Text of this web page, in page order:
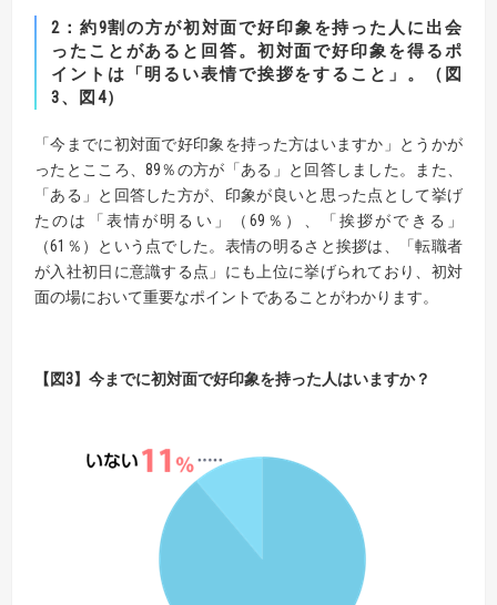
2：約9割の方が初対面で好印象を持った人に出会
ったことがあると回答。 初対面で好印象を得るポ
イントは「明るい表情で挨拶をすること」。（図
3、図4）
「今までに初対面で好印象を持った方はいますか」とうかが
ったとこころ、89％の方が「ある」と回答しました。また、
「ある」と回答した方が、印象が良いと思った点として挙げ
たのは「表情が明るい」（69％）、「挨拶ができる」
（61％）という点でした。表情の明るさと挨拶は、「転職者
が入社初日に意識する点」にも上位に挙げられており、初対
面の場において重要なポイントであることがわかります。
【図3】今までに初対面で好印象を持った人はいますか？